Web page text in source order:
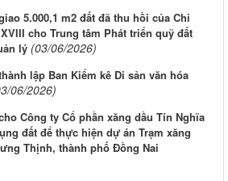
5.000,1 m2 đất đã thu hồi của Chi
cho Trung tâm Phát triển quỹ đất
lý (03/06/2026)
lập Ban Kiểm kê Di sản văn hóa
06/2026)
Công ty Cổ phần xăng dầu Tín Nghĩa
đất để thực hiện dự án Trạm xăng
Thịnh, thành phố Đồng Nai